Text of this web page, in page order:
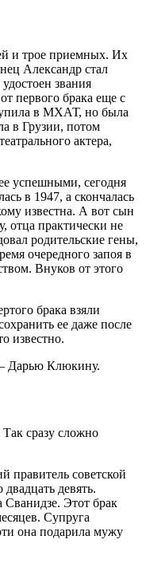
и трое приемных. Их
Александр стал
звания
первого брака еще с
в МХАТ, но была
в Грузии, потом
актера,
успешными, сегодня
в 1947, а скончалась
известна. А вот сын
отца практически не
родительские гены,
очередного запоя в
Внуков от этого
брака взяли
ее даже после
известно.
Дарью Клюкину.
сразу сложно
правитель советской
девять.
Сванидзе. Этот брак
Супруга
она подарила мужу